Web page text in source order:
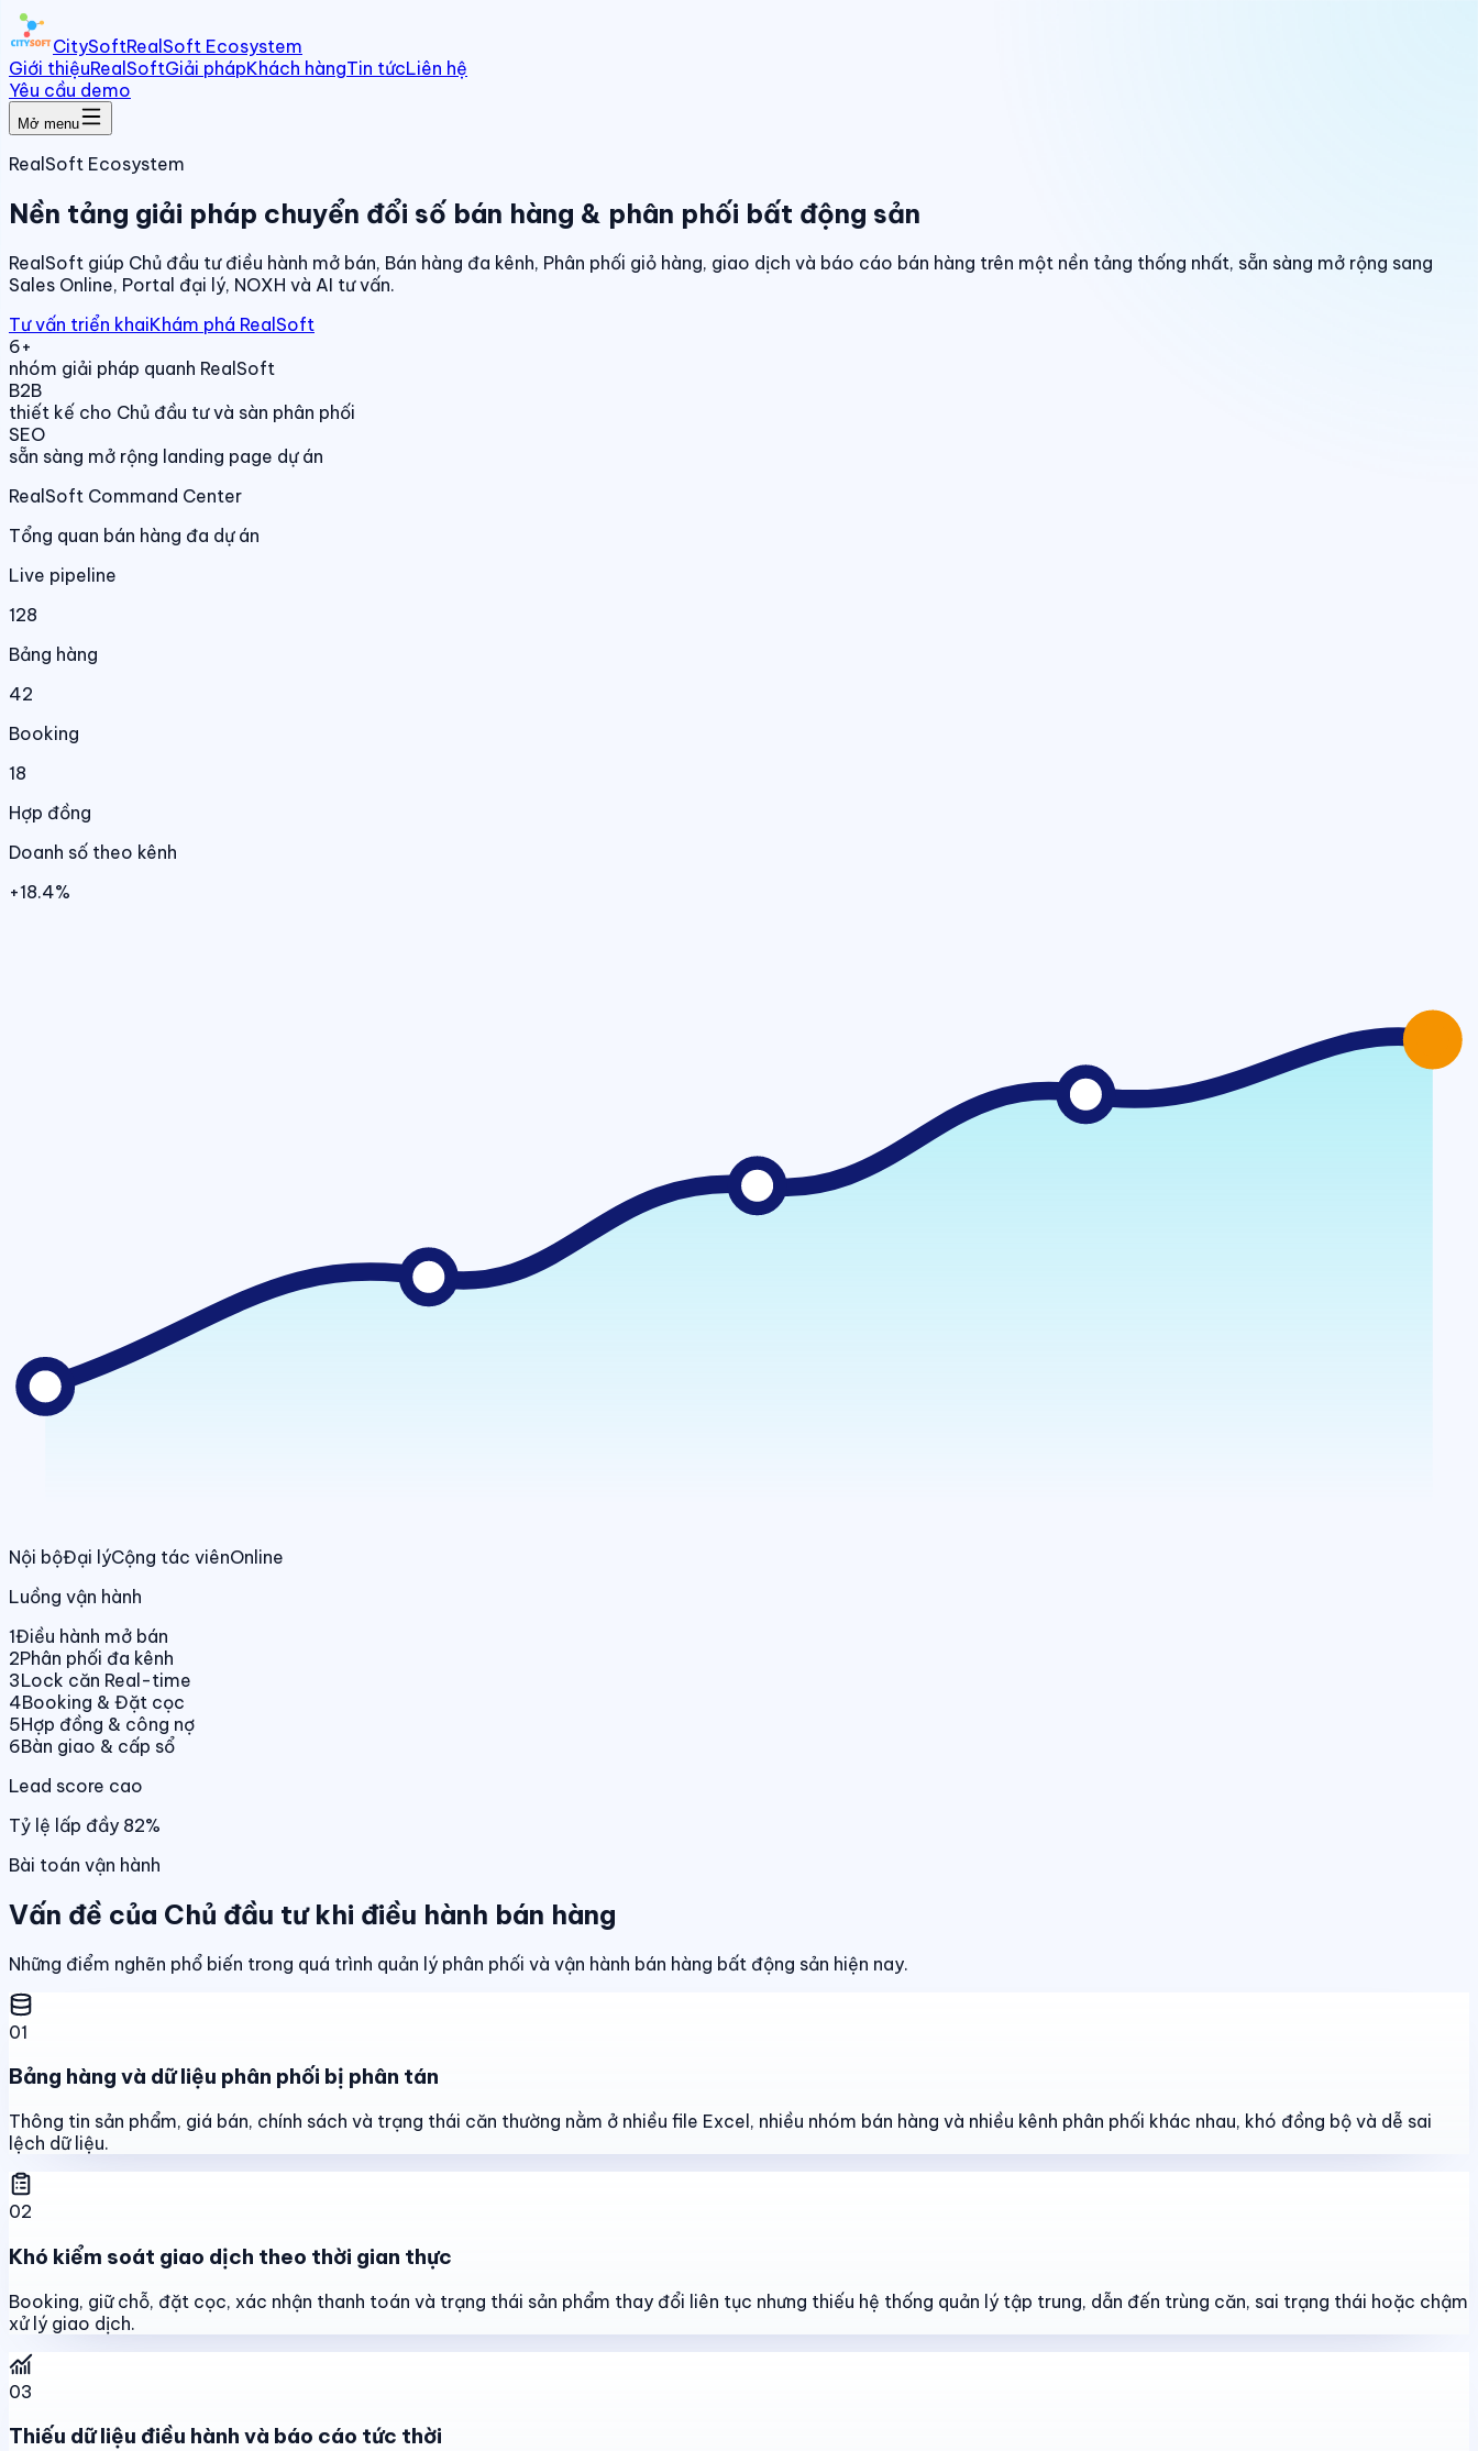
CitySoftRealSoft Ecosystem
Giới thiệuRealSoftGiải phápKhách hàngTin tứcLiên hệ
Yêu cầu demo
Mở menu
RealSoft Ecosystem
Nền tảng giải pháp chuyển đổi số bán hàng & phân phối bất động sản
RealSoft giúp Chủ đầu tư điều hành mở bán, Bán hàng đa kênh, Phân phối giỏ hàng, giao dịch và báo cáo bán hàng trên một nền tảng thống nhất, sẵn sàng mở rộng sang
Sales Online, Portal đại lý, NOXH và AI tư vấn.
Tư vấn triển khaiKhám phá RealSoft
6+
nhóm giải pháp quanh RealSoft
B2B
thiết kế cho Chủ đầu tư và sàn phân phối
SEO
sẵn sàng mở rộng landing page dự án
RealSoft Command Center
Tổng quan bán hàng đa dự án
Live pipeline
128
Bảng hàng
42
Booking
18
Hợp đồng
Doanh số theo kênh
+18.4%
Nội bộĐại lýCộng tác viênOnline
Luồng vận hành
1Điều hành mở bán
2Phân phối đa kênh
3Lock căn Real-time
4Booking & Đặt cọc
5Hợp đồng & công nợ
6Bàn giao & cấp sổ
Lead score cao
Tỷ lệ lấp đầy 82%
Bài toán vận hành
Vấn đề của Chủ đầu tư khi điều hành bán hàng
Những điểm nghẽn phổ biến trong quá trình quản lý phân phối và vận hành bán hàng bất động sản hiện nay.
01
Bảng hàng và dữ liệu phân phối bị phân tán
Thông tin sản phẩm, giá bán, chính sách và trạng thái căn thường nằm ở nhiều file Excel, nhiều nhóm bán hàng và nhiều kênh phân phối khác nhau, khó đồng bộ và dễ sai
lệch dữ liệu.
02
Khó kiểm soát giao dịch theo thời gian thực
Booking, giữ chỗ, đặt cọc, xác nhận thanh toán và trạng thái sản phẩm thay đổi liên tục nhưng thiếu hệ thống quản lý tập trung, dẫn đến trùng căn, sai trạng thái hoặc chậm
xử lý giao dịch.
03
Thiếu dữ liệu điều hành và báo cáo tức thời